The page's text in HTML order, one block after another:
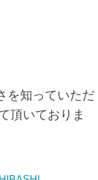
を知っていただ
頂いておりま